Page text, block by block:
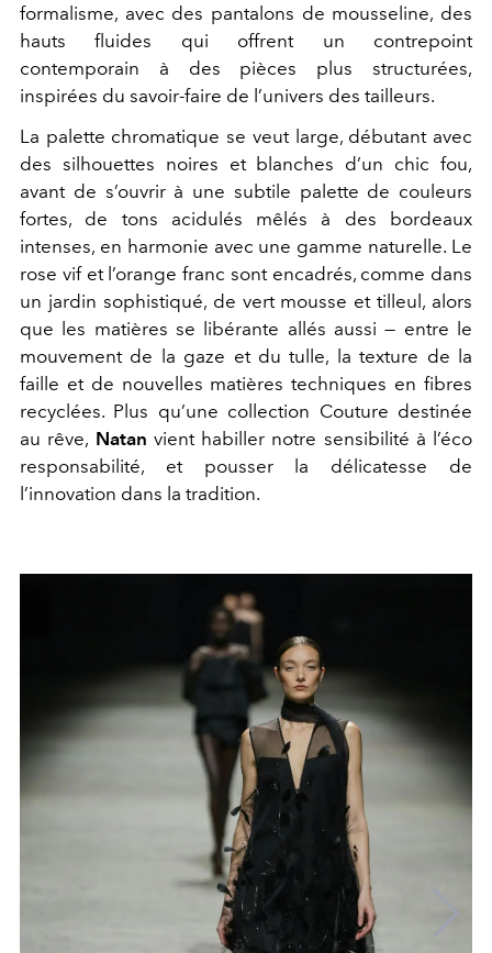
formalisme, avec des pantalons de mousseline, des
hauts fluides qui offrent un contrepoint
contemporain à des pièces plus structurées,
inspirées du savoir-faire de l’univers des tailleurs.
La palette chromatique se veut large, débutant avec
des silhouettes noires et blanches d’un chic fou,
avant de s’ouvrir à une subtile palette de couleurs
fortes, de tons acidulés mêlés à des bordeaux
intenses, en harmonie avec une gamme naturelle. Le
rose vif et l’orange franc sont encadrés, comme dans
un jardin sophistiqué, de vert mousse et tilleul, alors
que les matières se libérante allés aussi — entre le
mouvement de la gaze et du tulle, la texture de la
faille et de nouvelles matières techniques en fibres
recyclées. Plus qu’une collection Couture destinée
au rêve, Natan vient habiller notre sensibilité à l’éco
responsabilité, et pousser la délicatesse de
l’innovation dans la tradition.